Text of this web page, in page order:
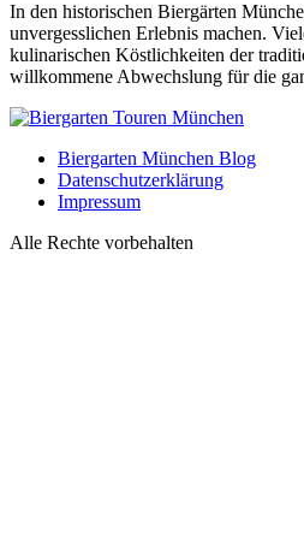
In den historischen Biergärten
unvergesslichen Erlebnis machen.
kulinarischen Köstlichkeiten der
willkommene Abwechslung für die
Biergarten München Blog
Datenschutzerklärung
Impressum
Alle Rechte vorbehalten